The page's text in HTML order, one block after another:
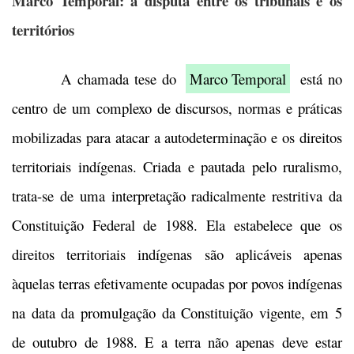
territórios
A chamada tese do Marco Temporal
está no
centro de um complexo de discursos, normas e práticas
mobilizadas para atacar a autodeterminação e os direitos
territoriais indígenas. Criada e pautada pelo ruralismo,
trata-se de uma interpretação radicalmente restritiva da
Constituição Federal de 1988. Ela estabelece que os
direitos territoriais indígenas são aplicáveis apenas
àquelas terras efetivamente ocupadas por povos indígenas
na data da promulgação da Constituição vigente, em 5
de outubro de 1988. E a terra não apenas deve estar